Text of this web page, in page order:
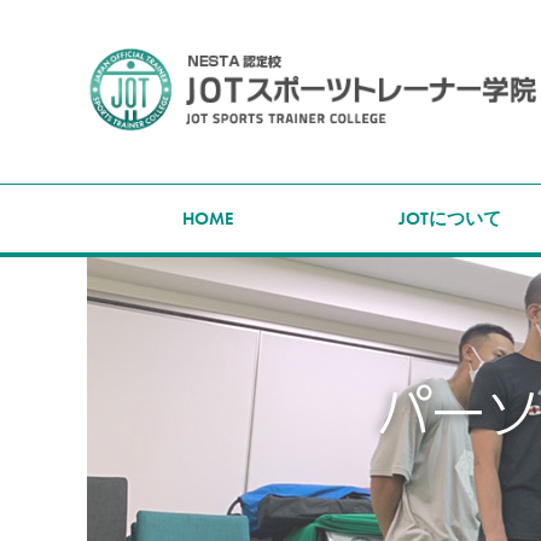
HOME JOTについて